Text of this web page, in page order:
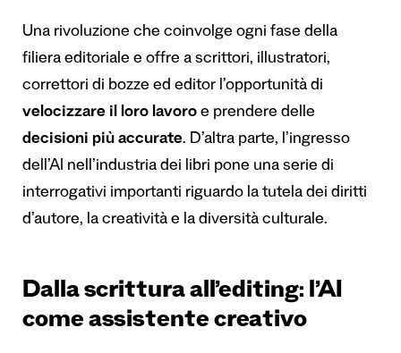
Una rivoluzione che coinvolge ogni fase della
filiera editoriale e offre a scrittori, illustratori,
correttori di bozze ed editor l’opportunità di
velocizzare il loro lavoro e prendere delle
decisioni più accurate. D’altra parte, l’ingresso
dell’AI nell’industria dei libri pone una serie di
interrogativi importanti riguardo la tutela dei diritti
d’autore, la creatività e la diversità culturale.
Dalla scrittura all’editing: l’AI
come assistente creativo